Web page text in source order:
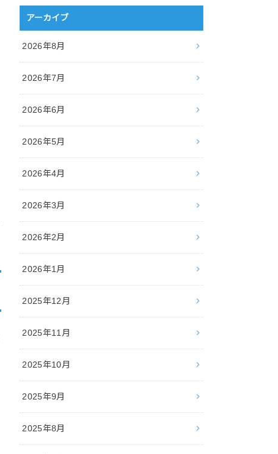
アーカイブ
2026年8月
2026年7月
2026年6月
2026年5月
2026年4月
2026年3月
2026年2月
2026年1月
2025年12月
2025年11月
2025年10月
2025年9月
2025年8月